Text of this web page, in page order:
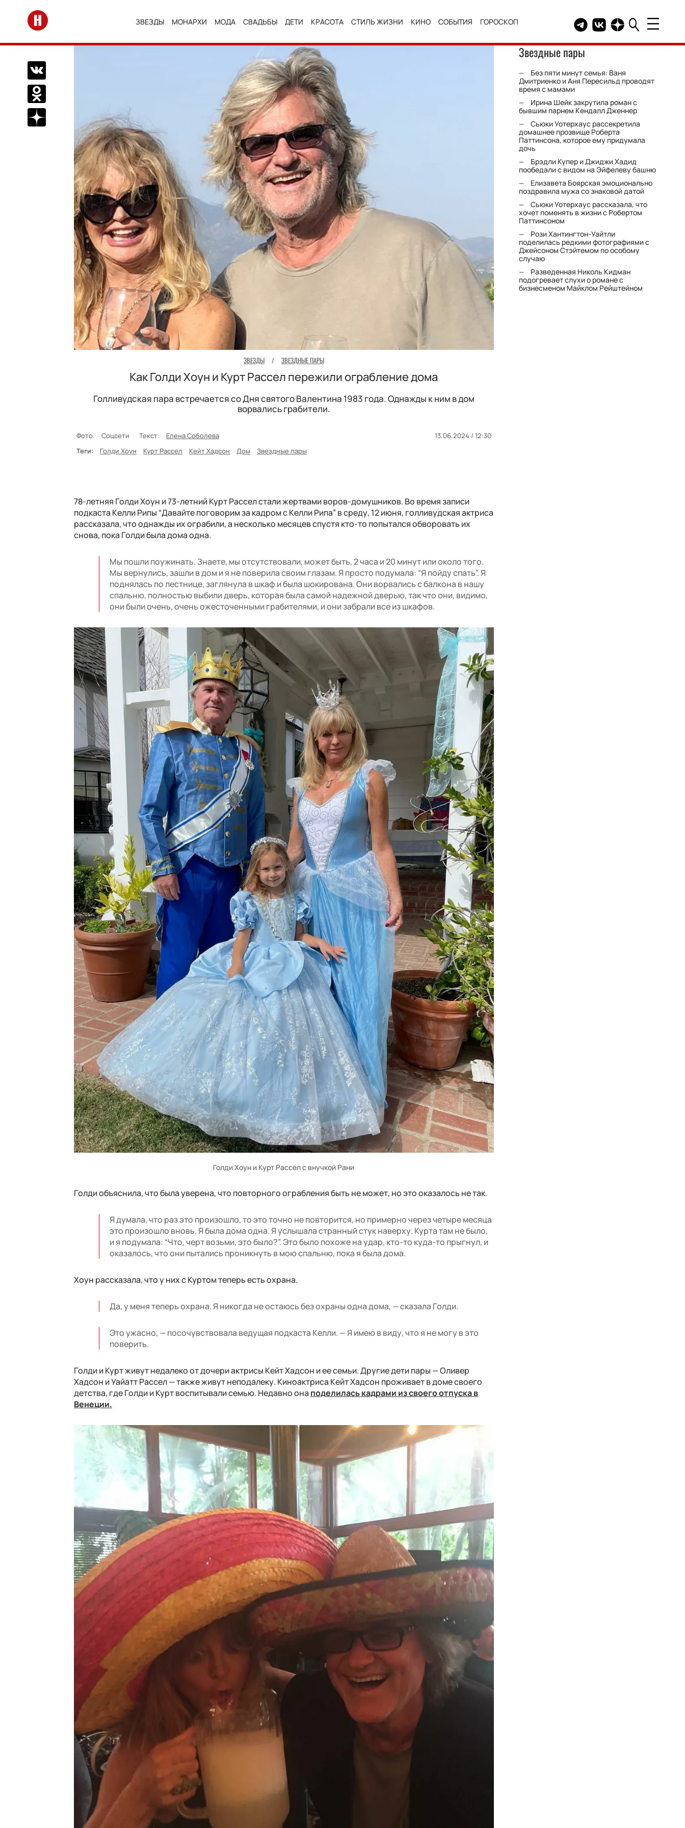
Перейти на главную
ЗВЕЗДЫ МОНАРХИ МОДА СВАДЬБЫ ДЕТИ КРАСОТА СТИЛЬ ЖИЗНИ КИНО СОБЫТИЯ ГОРОСКОП Telegram канал HELLO
Группа HELLO
Канал HELLO в
Поделиться Вконтакте
Поделиться в Одноклассниках
Подписаться на нас в Дзен
ЗВЕЗДЫ / ЗВЕЗДНЫЕ ПАРЫ
Как Голди Хоун и Курт Рассел пережили ограбление дома
Голливудская пара встречается со Дня святого Валентина 1983 года. Однажды к ним в дом
ворвались грабители.
Фото: Соцсети Текст: Елена Соболева
13.06.2024 / 12:30
Теги:
Голди Хоун Курт Рассел Кейт Хадсон Дом Звездные пары
78-летняя Голди Хоун и 73-летний Курт Рассел стали жертвами воров-домушников. Во время записи
подкаста Келли Рипы “Давайте поговорим за кадром с Келли Рипа” в среду, 12 июня, голливудская актриса
рассказала, что однажды их ограбили, а несколько месяцев спустя кто-то попытался обворовать их
снова, пока Голди была дома одна.
Мы пошли поужинать. Знаете, мы отсутствовали, может быть, 2 часа и 20 минут или около того.
Мы вернулись, зашли в дом и я не поверила своим глазам. Я просто подумала: “Я пойду спать”. Я
поднялась по лестнице, заглянула в шкаф и была шокирована. Они ворвались с балкона в нашу
спальню, полностью выбили дверь, которая была самой надежной дверью, так что они, видимо,
они были очень, очень ожесточенными грабителями, и они забрали все из шкафов.
Голди Хоун и Курт Рассел с внучкой Рани
Голди объяснила, что была уверена, что повторного ограбления быть не может, но это оказалось не так.
Я думала, что раз это произошло, то это точно не повторится, но примерно через четыре месяца
это произошло вновь. Я была дома одна. Я услышала странный стук наверху. Курта там не было,
и я подумала: “Что, черт возьми, это было?”. Это было похоже на удар, кто-то куда-то прыгнул, и
оказалось, что они пытались проникнуть в мою спальню, пока я была дома.
Хоун рассказала, что у них с Куртом теперь есть охрана.
Да, у меня теперь охрана. Я никогда не остаюсь без охраны одна дома, — сказала Голди.
Это ужасно, — посочувствовала ведущая подкаста Келли. — Я имею в виду, что я не могу в это
поверить.
Голди и Курт живут недалеко от дочери актрисы Кейт Хадсон и ее семьи. Другие дети пары — Оливер
Хадсон и Уайатт Рассел — также живут неподалеку. Киноактриса Кейт Хадсон проживает в доме своего
детства, где Голди и Курт воспитывали семью. Недавно она поделилась кадрами из своего отпуска в
Венеции.
Звездные пары
Без пяти минут семья: Ваня
Дмитриенко и Аня Пересильд проводят
время с мамами
Ирина Шейк закрутила роман с
бывшим парнем Кендалл Дженнер
Сьюки Уотерхаус рассекретила
домашнее прозвище Роберта
Паттинсона, которое ему придумала
дочь
Брэдли Купер и Джиджи Хадид
пообедали с видом на Эйфелеву башню
Елизавета Боярская эмоционально
поздравила мужа со знаковой датой
Сьюки Уотерхаус рассказала, что
хочет поменять в жизни с Робертом
Паттинсоном
Рози Хантингтон-Уайтли
поделилась редкими фотографиями с
Джейсоном Стэйтемом по особому
случаю
Разведенная Николь Кидман
подогревает слухи о романе с
бизнесменом Майклом Рейштейном